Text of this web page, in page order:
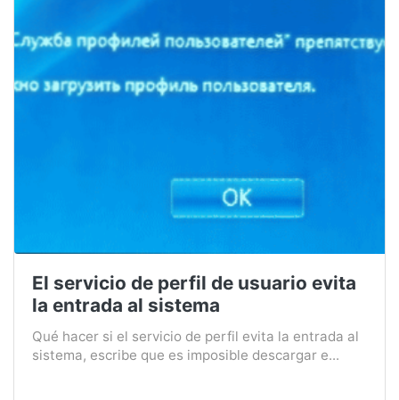
El servicio de perfil de usuario evita
la entrada al sistema
Qué hacer si el servicio de perfil evita la entrada al
sistema, escribe que es imposible descargar e...